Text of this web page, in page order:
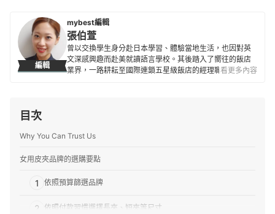
編輯
mybest編輯
張伯萱
曾以交換學生身分赴日本學習、體驗當地生活，也因對英
文深感興趣而赴美就讀語言學校。其後踏入了嚮往的飯店
業界，一路耕耘至國際連鎖五星級飯店的經理職，因此對
看更多內容
目次
Why You Can Trust Us
女用皮夾品牌的選購要點
1 依照預算篩選品牌
2 依照付款習慣選擇長夾、短夾等尺寸